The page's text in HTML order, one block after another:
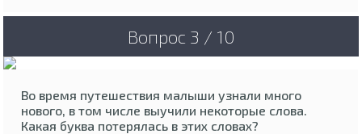
Вопрос 3 / 10
Во время путешествия малыши узнали много
нового, в том числе выучили некоторые слова.
Какая буква потерялась в этих словах?